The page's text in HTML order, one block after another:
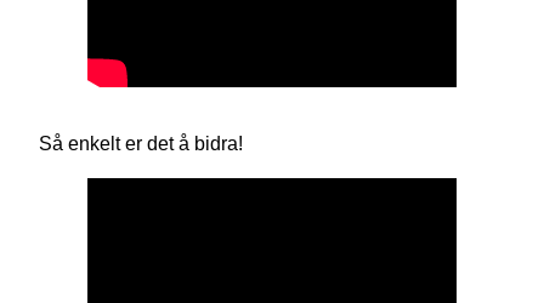
Så enkelt er det å bidra!